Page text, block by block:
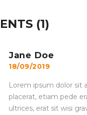
(1)
Jane Doe
18/09/2019
Lorem ipsum dolor sit
placerat, etiam pede
ultrices, erat sit wisi